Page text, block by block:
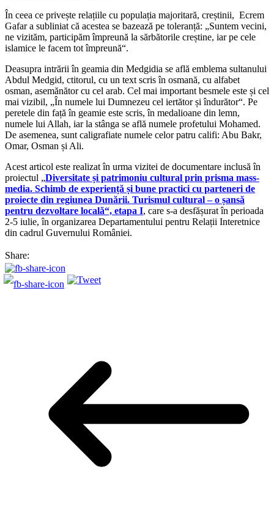
În ceea ce privește relațiile cu populația majoritară, creștinii, Ecrem
Gafar a subliniat că acestea se bazează pe toleranță: „Suntem vecini,
ne vizităm, participăm împreună la sărbătorile creștine, iar pe cele
islamice le facem tot împreună“.
Deasupra intrării în geamia din Medgidia se află emblema sultanului
Abdul Medgid, ctitorul, cu un text scris în osmană, cu alfabet
osman, asemănător cu cel arab. Cel mai important besmele este și cel
mai vizibil, „În numele lui Dumnezeu cel iertător și îndurător“. Pe
peretele din față în geamie este scris, în medalioane din lemn,
numele lui Allah, iar la stânga se află numele profetului Mohamed.
De asemenea, sunt caligrafiate numele celor patru califi: Abu Bakr,
Omar, Osman și Ali.
Acest articol este realizat în urma vizitei de documentare inclusă în
proiectul „Diversitate și patrimoniu cultural prin prisma mass-
media. Schimb de experiență și bune practici cu parteneri de
proiecte din regiunea Dunării. Turismul cultural – o șansă
pentru dezvoltare locală“, etapa I, care s-a desfășurat în perioada
2-5 iulie, în organizarea Departamentului pentru Relații Interetnice
din cadrul Guvernului României.
Share: